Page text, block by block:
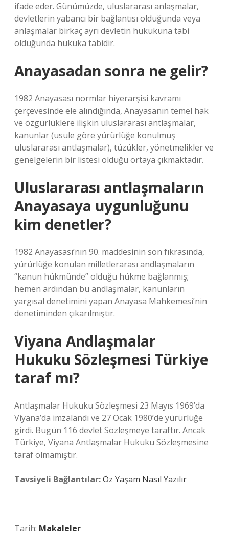
ifade eder. Günümüzde, uluslararası anlaşmalar,
devletlerin yabancı bir bağlantısı olduğunda veya
anlaşmalar birkaç ayrı devletin hukukuna tabi
olduğunda hukuka tabidir.
Anayasadan sonra ne gelir?
1982 Anayasası normlar hiyerarşisi kavramı
çerçevesinde ele alındığında, Anayasanın temel hak
ve özgürlüklere ilişkin uluslararası antlaşmalar,
kanunlar (usule göre yürürlüğe konulmuş
uluslararası antlaşmalar), tüzükler, yönetmelikler ve
genelgelerin bir listesi olduğu ortaya çıkmaktadır.
Uluslararası antlaşmaların
Anayasaya uygunluğunu
kim denetler?
1982 Anayasası’nın 90. maddesinin son fıkrasında,
yürürlüğe konulan milletlerarası andlaşmaların
“kanun hükmünde” olduğu hükme bağlanmış;
hemen ardından bu andlaşmalar, kanunların
yargısal denetimini yapan Anayasa Mahkemesi’nin
denetiminden çıkarılmıştır.
Viyana Andlaşmalar
Hukuku Sözleşmesi Türkiye
taraf mı?
Antlaşmalar Hukuku Sözleşmesi 23 Mayıs 1969’da
Viyana’da imzalandı ve 27 Ocak 1980’de yürürlüğe
girdi. Bugün 116 devlet Sözleşmeye taraftır. Ancak
Türkiye, Viyana Antlaşmalar Hukuku Sözleşmesine
taraf olmamıştır.
Tavsiyeli Bağlantılar:Öz Yaşam Nasıl Yazılır
Tarih: Makaleler